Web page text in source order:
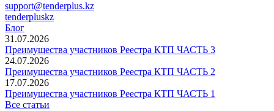
support@tenderplus.kz
tenderpluskz
Блог
31.07.2026
Преимущества участников Реестра КТП ЧАСТЬ 3
24.07.2026
Преимущества участников Реестра КТП ЧАСТЬ 2
17.07.2026
Преимущества участников Реестра КТП ЧАСТЬ 1
Все статьи